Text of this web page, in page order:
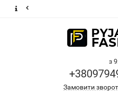
з
Замовити